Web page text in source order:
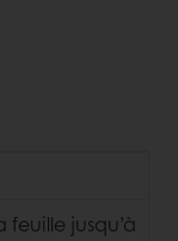
jusqu’à